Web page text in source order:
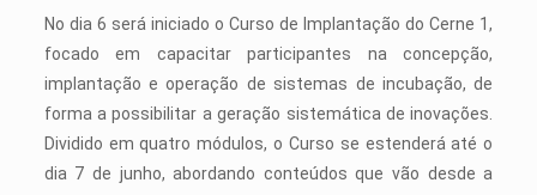
No dia 6 será iniciado o Curso de Implantação do Cerne 1,
focado em capacitar participantes na concepção,
implantação e operação de sistemas de incubação, de
forma a possibilitar a geração sistemática de inovações.
Dividido em quatro módulos, o Curso se estenderá até o
dia 7 de junho, abordando conteúdos que vão desde a